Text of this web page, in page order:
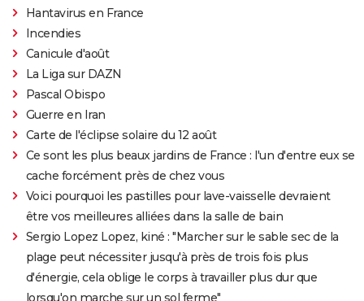
Hantavirus en France
Incendies
Canicule d'août
La Liga sur DAZN
Pascal Obispo
Guerre en Iran
Carte de l'éclipse solaire du 12 août
Ce sont les plus beaux jardins de France : l'un d'entre eux se
cache forcément près de chez vous
Voici pourquoi les pastilles pour lave-vaisselle devraient
être vos meilleures alliées dans la salle de bain
Sergio Lopez Lopez, kiné : "Marcher sur le sable sec de la
plage peut nécessiter jusqu'à près de trois fois plus
d'énergie, cela oblige le corps à travailler plus dur que
lorsqu'on marche sur un sol ferme"